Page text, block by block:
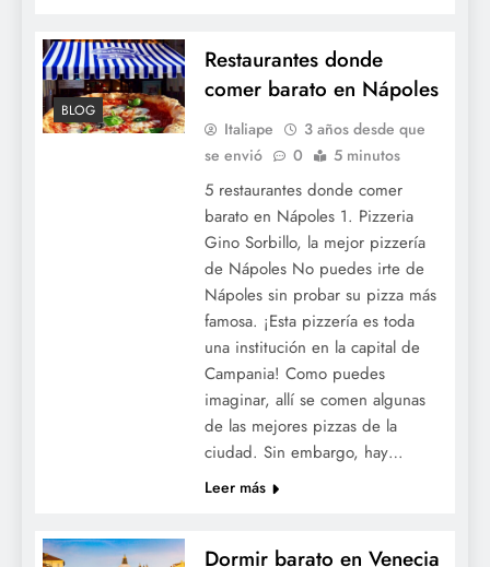
BLOG
Restaurantes donde
comer barato en Nápoles
Italiape
3 años desde que
se envió
0 5 minutos
5 restaurantes donde comer
barato en Nápoles 1. Pizzeria
Gino Sorbillo, la mejor pizzería
de Nápoles No puedes irte de
Nápoles sin probar su pizza más
famosa. ¡Esta pizzería es toda
una institución en la capital de
Campania! Como puedes
imaginar, allí se comen algunas
de las mejores pizzas de la
ciudad. Sin embargo, hay…
Leer más
Dormir barato en Venecia